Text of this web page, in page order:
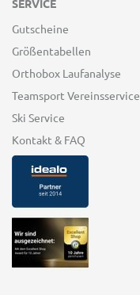
SERVICE
Gutscheine
Größentabellen
Orthobox Laufanalyse
Teamsport Vereinsservice
Ski Service
Kontakt & FAQ